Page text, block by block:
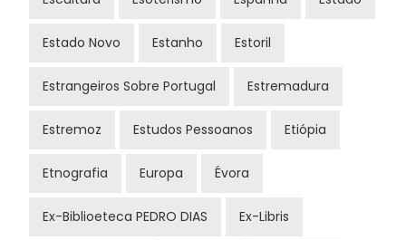
Estado Novo Estanho Estoril
Estrangeiros Sobre Portugal Estremadura
Estremoz Estudos Pessoanos Etiópia
Etnografia Europa Évora
Ex-Biblioeteca PEDRO DIAS Ex-Libris